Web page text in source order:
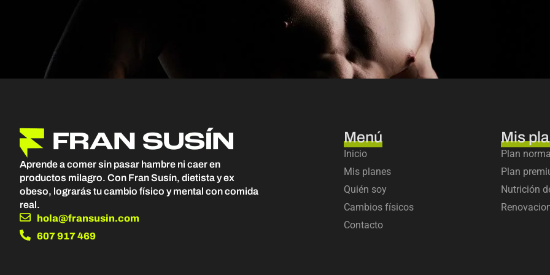
Aprende a comer sin pasar hambre ni caer en
productos milagro. Con Fran Susín, dietista y ex
obeso, lograrás tu cambio físico y mental con comida
real.
hola@fransusin.com
607 917 469
Menú
Inicio
Mis planes
Quién soy
Cambios físicos
Contacto
Mis
Plan
Plan
Nutrición